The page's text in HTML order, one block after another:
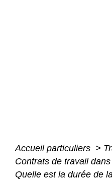
Accueil particuliers >
Contrats de travail
Quelle est la durée de